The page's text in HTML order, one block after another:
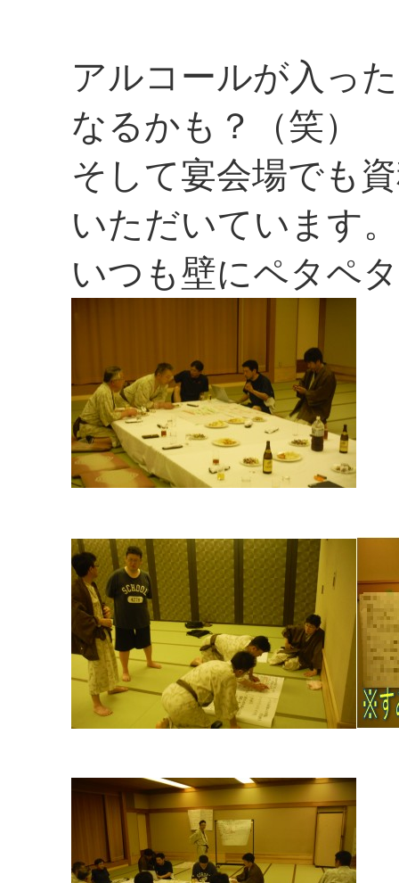
アルコールが入っ
なるかも？（笑）
そして宴会場でも
いただいています。
いつも壁にペタペ